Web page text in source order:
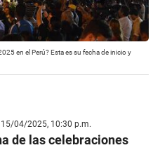
en el Perú? Esta es su fecha de inicio y
04/2025, 10:30 p.m.
de las celebraciones